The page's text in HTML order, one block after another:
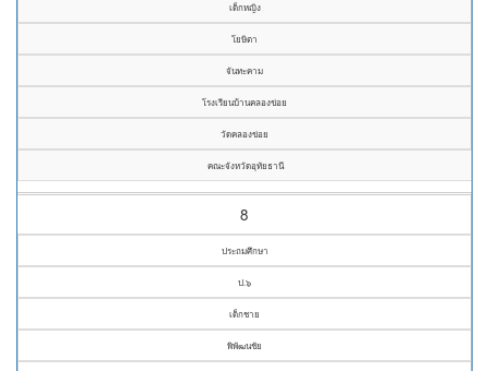
เด็กหญิง
โยษิตา
จันทะคาม
โรงเรียนบ้านคลองข่อย
วัดคลองข่อย
คณะจังหวัดอุทัยธานี
8
ประถมศึกษา
ป.๖
เด็กชาย
พิพัฒนชัย